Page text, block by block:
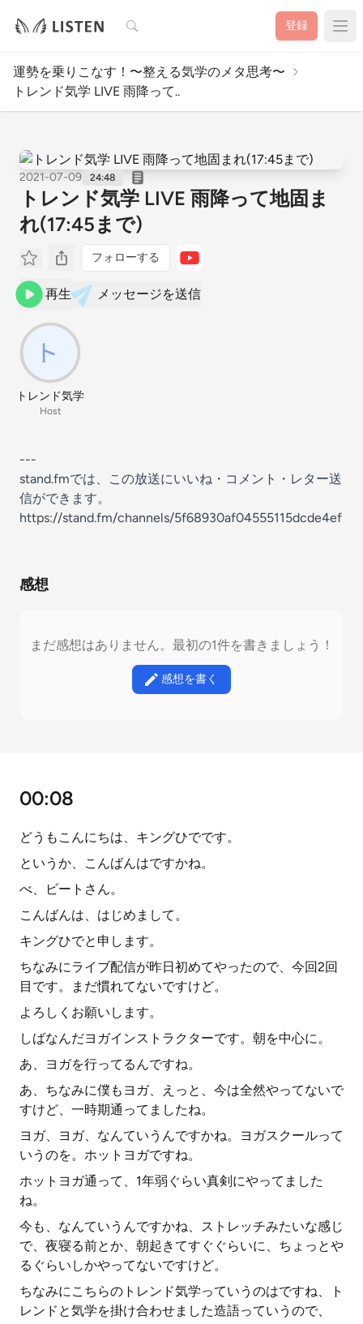
検索 登録
運勢を乗りこなす！〜整える気学のメタ思考〜
トレンド気学 LIVE 雨降って..
2021-07-09 24:48
トレンド気学 LIVE 雨降って地固ま
れ(17:45まで)
フォローする
再生 メッセージを送信
トレンド気学
Host
---
stand.fmでは、この放送にいいね・コメント・レター送
信ができます。
https://stand.fm/channels/5f68930af04555115dcde4ef
感想
まだ感想はありません。最初の1件を書きましょう！
感想を書く
00:08
どうもこんにちは、キングひでです。
というか、こんばんはですかね。
べ、ビートさん。
こんばんは、はじめまして。
キングひでと申します。
ちなみにライブ配信が昨日初めてやったので、今回2回
目です。まだ慣れてないですけど。
よろしくお願いします。
しばなんだヨガインストラクターです。朝を中心に。
あ、ヨガを行ってるんですね。
あ、ちなみに僕もヨガ、えっと、今は全然やってないで
すけど、一時期通ってましたね。
ヨガ、ヨガ、なんていうんですかね。ヨガスクールって
いうのを。ホットヨガですね。
ホットヨガ通って、1年弱ぐらい真剣にやってました
ね。
今も、なんていうんですかね、ストレッチみたいな感じ
で、夜寝る前とか、朝起きてすぐぐらいに、ちょっとや
るぐらいしかやってないですけど。
ちなみにこちらのトレンド気学っていうのはですね、ト
レンドと気学を掛け合わせました造語っていうので、